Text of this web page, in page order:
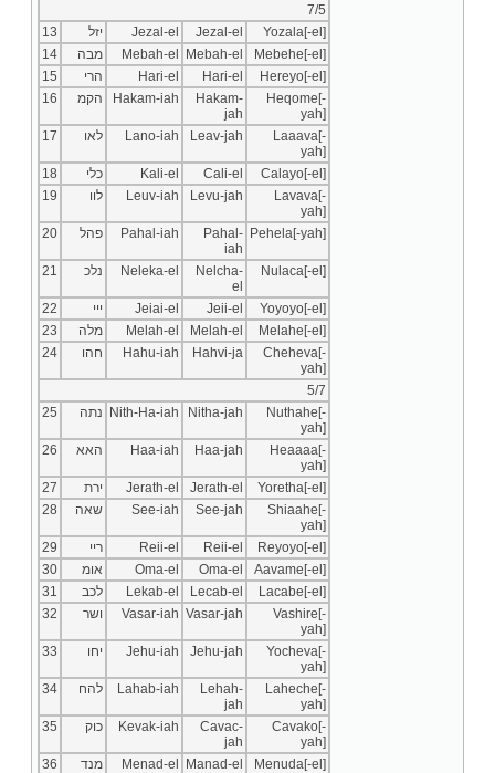
7/5
13
יזל Jezal-el Jezal-el
Yozala[-el]
14
מבה Mebah-el Mebah-el
Mebehe[-el]
15
הרי Hari-el Hari-el
Hereyo[-el]
16
הקמ Hakam-iah
Hakam-
jah
Heqome[-
yah]
17
לאו Lano-iah Leav-jah
Laaava[-
yah]
18
כלי Kali-el Cali-el
Calayo[-el]
19
לוו Leuv-iah Levu-jah
Lavava[-
yah]
20
פהל Pahal-iah
Pahal-
iah
Pehela[-yah]
21 נלכ Neleka-el
Nelcha-
el
Nulaca[-el]
22 ייי Jeiai-el Jeii-el
Yoyoyo[-el]
23
מלה Melah-el Melah-el
Melahe[-el]
24
חהו Hahu-iah Hahvi-ja
Cheheva[-
yah]
5/7
25
נתה Nith-Ha-iah Nitha-jah
Nuthahe[-
yah]
26
האא Haa-iah Haa-jah
Heaaaa[-
yah]
27
ירת Jerath-el Jerath-el
Yoretha[-el]
28
שאה See-iah See-jah
Shiaahe[-
yah]
29
ריי Reii-el Reii-el
Reyoyo[-el]
30
אומ Oma-el Oma-el
Aavame[-el]
31
לכב Lekab-el Lecab-el
Lacabe[-el]
32
ושר Vasar-iah Vasar-jah
Vashire[-
yah]
33
יחו Jehu-iah Jehu-jah
Yocheva[-
yah]
34
להח Lahab-iah
Lehah-
jah
Laheche[-
yah]
35
כוק Kevak-iah
Cavac-
jah
Cavako[-
yah]
36
מנד Menad-el Manad-el
Menuda[-el]